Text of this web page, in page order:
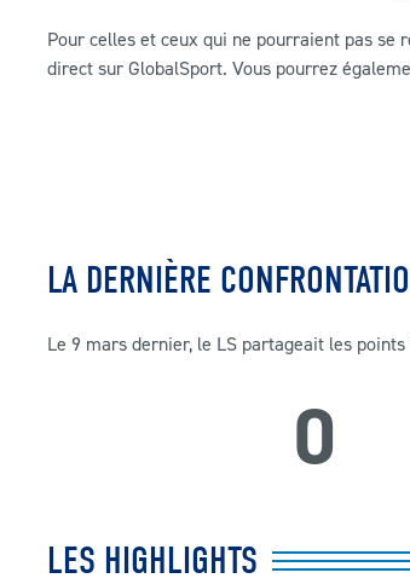
Pour celles et ceux qui ne pourraient pas
direct sur GlobalSport. Vous pourrez
LA DERNIÈRE
Le 9 mars dernier, le LS partageait les
0
LES HIGHLIGHTS